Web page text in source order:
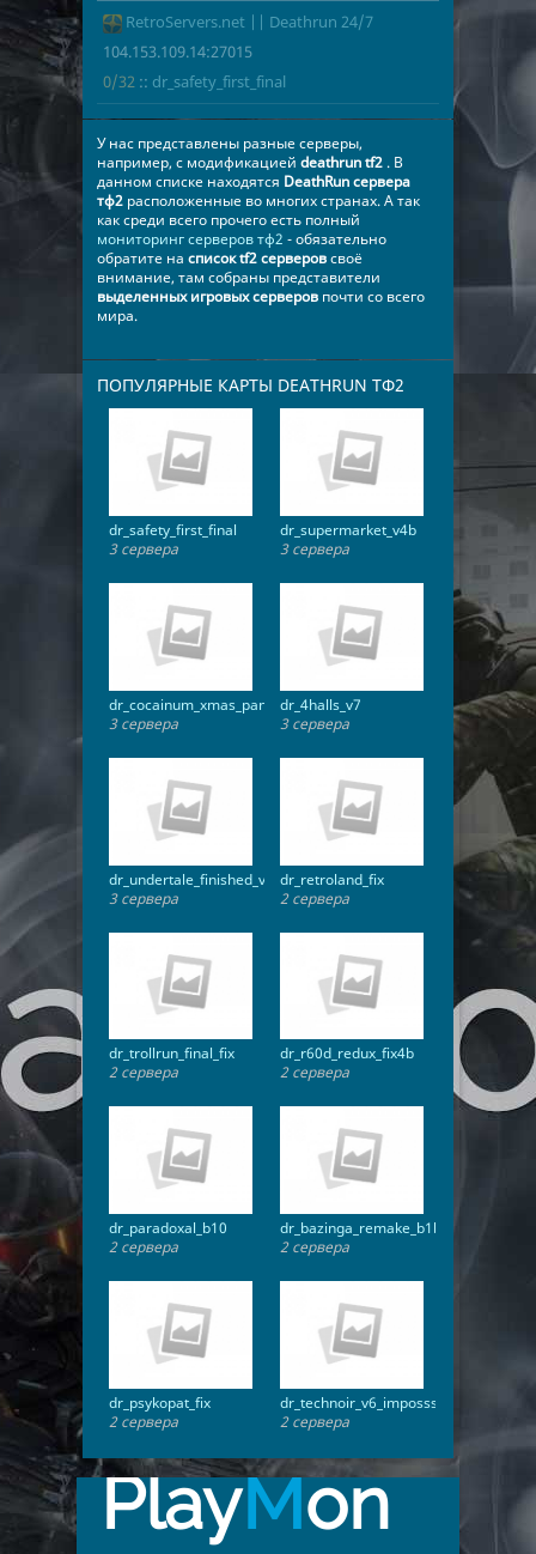
RetroServers.net || Deathrun 24/7
104.153.109.14:27015
0/32 :: dr_safety_first_final
0/32
​У нас представлены разные серверы,
например, с модификацией deathrun tf2 . В
данном списке находятся DeathRun сервера
тф2 расположенные во многих странах. А так
как среди всего прочего есть полный
мониторинг серверов тф2 - обязательно
обратите на список tf2 серверовсвоё
внимание, там собраны представители
выделенных игровых серверов почти со всего
мира.
ПОПУЛЯРНЫЕ КАРТЫ DEATHRUN ТФ2
dr_safety_first_final
3 сервера
dr_supermarket_v4b
3 сервера
dr_cocainum_xmas_panda
3 сервера
dr_4halls_v7
3 сервера
dr_undertale_finished_v2fix2
3 сервера
dr_retroland_fix
2 сервера
dr_trollrun_final_fix
2 сервера
dr_r60d_redux_fix4b
2 сервера
dr_paradoxal_b10
2 сервера
dr_bazinga_remake_b1b
2 сервера
dr_psykopat_fix
2 сервера
dr_technoir_v6_imposssible
2 сервера
PlayMon